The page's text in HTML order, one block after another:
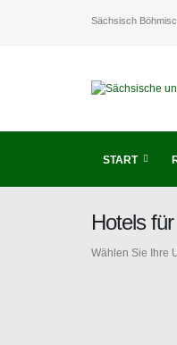
Sächsisch
START
Hotels
Wählen Sie Ihre